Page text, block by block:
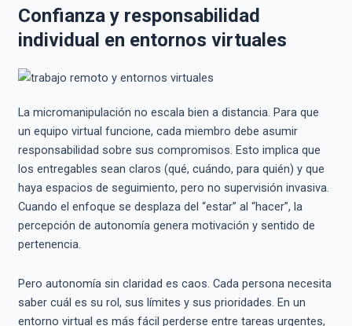
Confianza y responsabilidad
individual en entornos virtuales
La micromanipulación no escala bien a distancia. Para que
un equipo virtual funcione, cada miembro debe asumir
responsabilidad sobre sus compromisos. Esto implica que
los entregables sean claros (qué, cuándo, para quién) y que
haya espacios de seguimiento, pero no supervisión invasiva.
Cuando el enfoque se desplaza del “estar” al “hacer”, la
percepción de autonomía genera motivación y sentido de
pertenencia.
Pero autonomía sin claridad es caos. Cada persona necesita
saber cuál es su rol, sus límites y sus prioridades. En un
entorno virtual es más fácil perderse entre tareas urgentes,